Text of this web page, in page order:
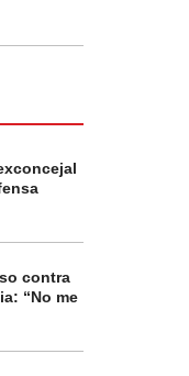
contra
“No me